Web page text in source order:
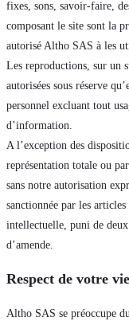
fixes, sons, savoir-faire,
composant le site sont la
autorisé Altho SAS à les
Les reproductions, sur un
autorisées sous réserve
personnel excluant tout
d’information.
A l’exception des
représentation totale ou
sans notre autorisation
sanctionnée par les
intellectuelle, puni de
d’amende.
Respect de votre
Altho SAS se préoccupe